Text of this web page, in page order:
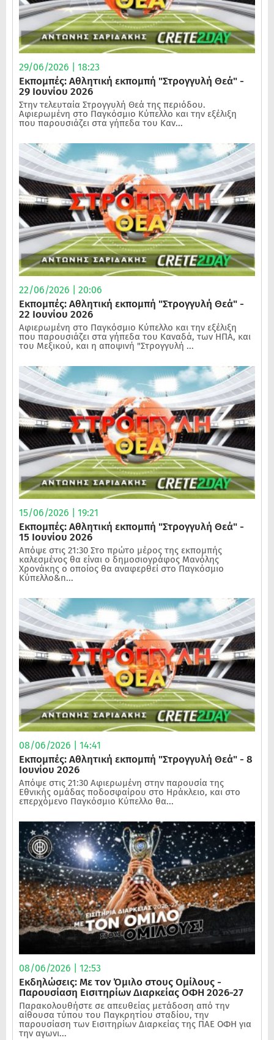
29/06/2026 | 18:23
Εκπομπές: Αθλητική εκπομπή "Στρογγυλή Θεά" -
29 Ιουνίου 2026
Στην τελευταία Στρογγυλή Θεά της περιόδου.
Αφιερωμένη στο Παγκόσμιο Κύπελλο και την εξέλιξη
που παρουσιάζει στα γήπεδα του Καν...
22/06/2026 | 20:06
Εκπομπές: Αθλητική εκπομπή "Στρογγυλή Θεά" -
22 Ιουνίου 2026
Αφιερωμένη στο Παγκόσμιο Κύπελλο και την εξέλιξη
που παρουσιάζει στα γήπεδα του Καναδά, των ΗΠΑ, και
του Μεξικού, και η αποψινή "Στρογγυλή ...
15/06/2026 | 19:21
Εκπομπές: Αθλητική εκπομπή "Στρογγυλή Θεά" -
15 Ιουνίου 2026
Απόψε στις 21:30 Στο πρώτο μέρος της εκπομπής
καλεσμένος θα είναι ο δημοσιογράφος Μανόλης
Χρονάκης ο οποίος θα αναφερθεί στο Παγκόσμιο
Κύπελλο&n...
08/06/2026 | 14:41
Εκπομπές: Αθλητική εκπομπή "Στρογγυλή Θεά" - 8
Ιουνίου 2026
Απόψε στις 21:30 Αφιερωμένη στην παρουσία της
Εθνικής ομάδας ποδοσφαίρου στο Ηράκλειο, και στο
επερχόμενο Παγκόσμιο Κύπελλο θα...
08/06/2026 | 12:53
Εκδηλώσεις: Με τον Όμιλο στους Ομίλους -
Παρουσίαση Εισιτηρίων Διαρκείας ΟΦΗ 2026-27
Παρακολουθήστε σε απευθείας μετάδοση από την
αίθουσα τύπου του Παγκρητίου σταδίου, την
παρουσίαση των Εισιτηρίων Διαρκείας της ΠΑΕ ΟΦΗ για
την αγωνι...